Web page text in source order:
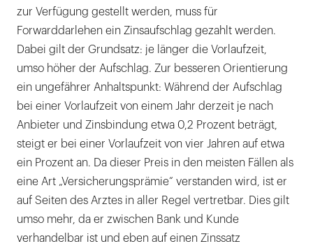
zur Verfügung gestellt werden, muss für
Forwarddarlehen ein Zinsaufschlag gezahlt werden.
Dabei gilt der Grundsatz: je länger die Vorlaufzeit,
umso höher der Aufschlag. Zur besseren Orientierung
ein ungefährer Anhaltspunkt: Während der Aufschlag
bei einer Vorlaufzeit von einem Jahr derzeit je nach
Anbieter und Zinsbindung etwa 0,2 Prozent beträgt,
steigt er bei einer Vorlaufzeit von vier Jahren auf etwa
ein Prozent an. Da dieser Preis in den meisten Fällen als
eine Art „Versicherungsprämie“ verstanden wird, ist er
auf Seiten des Arztes in aller Regel vertretbar. Dies gilt
umso mehr, da er zwischen Bank und Kunde
verhandelbar ist und eben auf einen Zinssatz